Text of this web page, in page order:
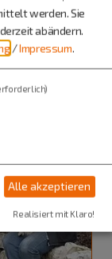
werden. Sie
abändern.
/Impressum.
Alle akzeptieren
Realisiert mit Klaro!